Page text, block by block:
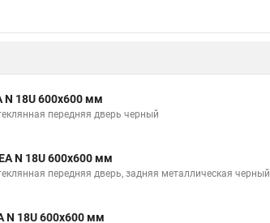
N 18U 600х600 мм
передняя дверь черный
N 18U 600х600 мм
передняя дверь, задняя металлическая черный
N 18U 600х600 мм